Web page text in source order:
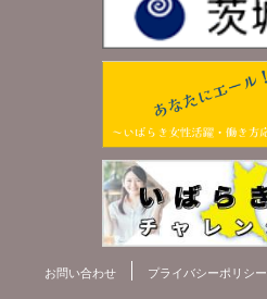
お問い合わせ プライバシーポリシー